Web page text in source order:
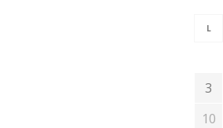
L
3
10